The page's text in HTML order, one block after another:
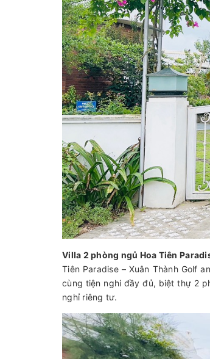
Villa 2 phòng ngủ Hoa Tiên
Tiên Paradise – Xuân Thành Golf
cùng tiện nghi đầy đủ, biệt thự 2
nghỉ riêng tư.